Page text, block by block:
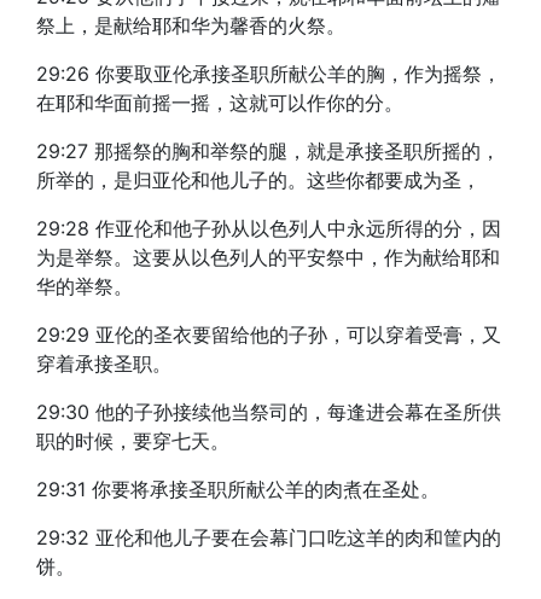
祭上，是献给耶和华为馨香的火祭。
29:26 你要取亚伦承接圣职所献公羊的胸，作为摇祭，
在耶和华面前摇一摇，这就可以作你的分。
29:27 那摇祭的胸和举祭的腿，就是承接圣职所摇的，
所举的，是归亚伦和他儿子的。这些你都要成为圣，
29:28 作亚伦和他子孙从以色列人中永远所得的分，因
为是举祭。这要从以色列人的平安祭中，作为献给耶和
华的举祭。
29:29 亚伦的圣衣要留给他的子孙，可以穿着受膏，又
穿着承接圣职。
29:30 他的子孙接续他当祭司的，每逢进会幕在圣所供
职的时候，要穿七天。
29:31 你要将承接圣职所献公羊的肉煮在圣处。
29:32 亚伦和他儿子要在会幕门口吃这羊的肉和筐内的
饼。